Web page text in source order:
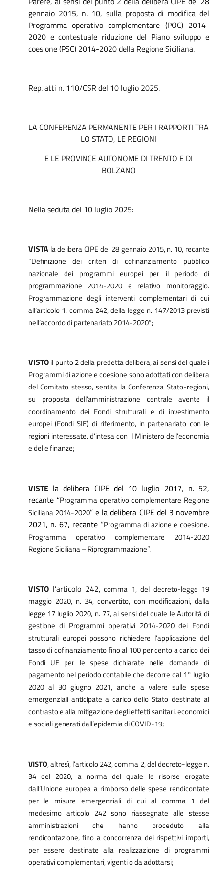
gennaio 2015, n. 10, sulla proposta di modifica del
Programma operativo complementare (POC) 2014-
2020 e contestuale riduzione del Piano sviluppo e
coesione (PSC) 2014-2020 della Regione Siciliana.
Rep. atti n. 110/CSR del 10 luglio 2025.
LA CONFERENZA PERMANENTE PER I RAPPORTI TRA
LO STATO, LE REGIONI
E LE PROVINCE AUTONOME DI TRENTO E DI
BOLZANO
Nella seduta del 10 luglio 2025:
VISTAla delibera CIPE del 28 gennaio 2015, n. 10, recante
“Definizione dei criteri di cofinanziamento pubblico
nazionale dei programmi europei per il periodo di
programmazione 2014-2020 e relativo monitoraggio.
Programmazione degli interventi complementari di cui
all’articolo 1, comma 242, della legge n. 147/2013 previsti
nell’accordo di partenariato 2014-2020”;
VISTOil punto 2 della predetta delibera, ai sensi del quale i
Programmi di azione e coesione sono adottati con delibera
del Comitato stesso, sentita la Conferenza Stato-regioni,
su proposta dell’amministrazione centrale avente il
coordinamento dei Fondi strutturali e di investimento
europei (Fondi SIE) di riferimento, in partenariato con le
regioni interessate, d’intesa con il Ministero dell’economia
e delle finanze;
VISTEla delibera CIPE del 10 luglio 2017, n. 52,
recante “Programma operativo complementare Regione
Siciliana 2014-2020” e la delibera CIPE del 3 novembre
2021, n. 67, recante “Programma di azione e coesione.
Programma operativo complementare 2014-2020
Regione Siciliana – Riprogrammazione”.
VISTOl’articolo 242, comma 1, del decreto-legge 19
maggio 2020, n. 34, convertito, con modificazioni, dalla
legge 17 luglio 2020, n. 77, ai sensi del quale le Autorità di
gestione di Programmi operativi 2014-2020 dei Fondi
strutturali europei possono richiedere l’applicazione del
tasso di cofinanziamento fino al 100 per cento a carico dei
Fondi UE per le spese dichiarate nelle domande di
pagamento nel periodo contabile che decorre dal 1° luglio
2020 al 30 giugno 2021, anche a valere sulle spese
emergenziali anticipate a carico dello Stato destinate al
contrasto e alla mitigazione degli effetti sanitari, economici
e sociali generati dall’epidemia di COVID-19;
VISTO, altresì, l’articolo 242, comma 2, del decreto-legge n.
34 del 2020, a norma del quale le risorse erogate
dall’Unione europea a rimborso delle spese rendicontate
per le misure emergenziali di cui al comma 1 del
medesimo articolo 242 sono riassegnate alle stesse
amministrazioni che hanno proceduto alla
rendicontazione, fino a concorrenza dei rispettivi importi,
per essere destinate alla realizzazione di programmi
operativi complementari, vigenti o da adottarsi;